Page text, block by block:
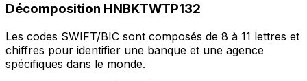
Décomposition HNBKTWTP132
Les codes SWIFT/BIC sont composés de 8 à 11 lettres et
chiffres pour identifier une banque et une agence
spécifiques dans le monde.